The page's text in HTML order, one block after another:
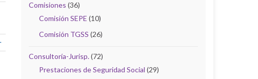
Comisiones (36)
Comisión SEPE (10)
Comisión TGSS (26)
Consultoría-Jurisp.(72)
Prestaciones de Seguridad Social (29)